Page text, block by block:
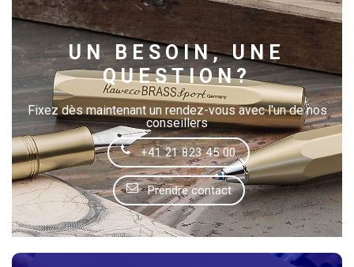
UN BESOIN, UNE
QUESTION?
Fixez dès maintenant un rendez-vous avec l'un de nos
conseillers
+41 21 823 45 00
Prendre contact